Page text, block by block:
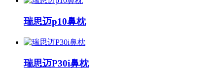
瑞思迈p10鼻枕
瑞思迈P30i鼻枕